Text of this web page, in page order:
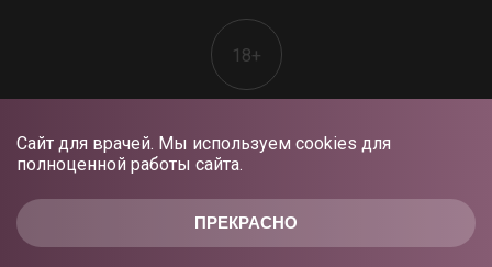
ПРЕКРАСНО
Сайт для врачей. Мы используем cookies для
полноценной работы сайта.
18+